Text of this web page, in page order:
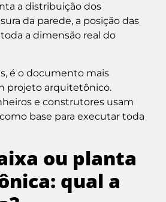
a distribuição dos
da parede, a posição das
a dimensão real do
é o documento mais
projeto arquitetônico.
e construtores usam
base para executar toda
ou planta
qual a